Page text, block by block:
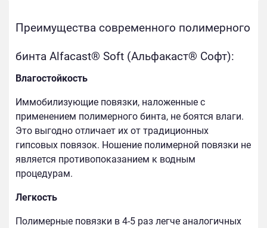
Преимущества современного полимерного
бинта Alfacast® Soft (Альфакаст® Софт):
Влагостойкость
Иммобилизующие повязки, наложенные с
применением полимерного бинта, не боятся влаги.
Это выгодно отличает их от традиционных
гипсовых повязок. Ношение полимерной повязки не
является противопоказанием к водным
процедурам.
Легкость
Полимерные повязки в 4-5 раз легче аналогичных